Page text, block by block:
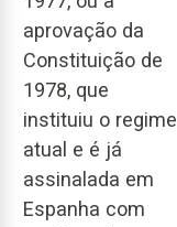
aprovação da
Constituição de
1978, que
instituiu o regime
atual e é já
assinalada em
Espanha com